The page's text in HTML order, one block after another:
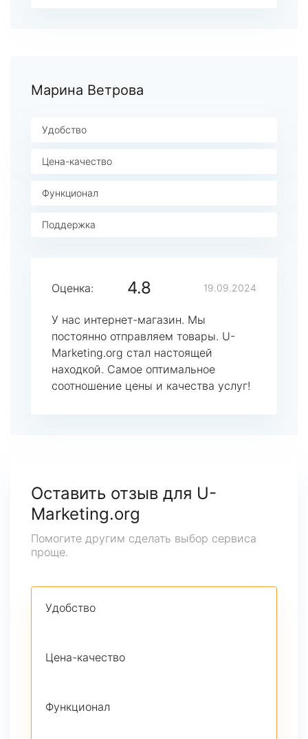
Марина Ветрова
Удобство
Цена-качество
Функционал
Поддержка
Оценка: 4.8 19.09.2024
У нас интернет-магазин. Мы
постоянно отправляем товары. U-
Marketing.org стал настоящей
находкой. Самое оптимальное
соотношение цены и качества услуг!
Оставить отзыв для U-
Marketing.org
Помогите другим сделать выбор сервиса
проще.
Удобство
Цена-качество
Функционал